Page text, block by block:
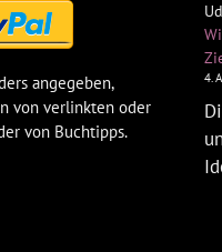
angegeben,
von verlinkten oder
von Buchtipps.
4.